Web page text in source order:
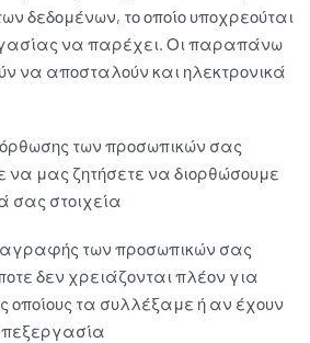
δεδομένων, το οποίο υποχρεούται
να παρέχει. Οι παραπάνω
να αποσταλούν και ηλεκτρονικά
των προσωπικών σας
να μας ζητήσετε να διορθώσουμε
σας στοιχεία
των προσωπικών σας
δεν χρειάζονται πλέον για
οποίους τα συλλέξαμε ή αν έχουν